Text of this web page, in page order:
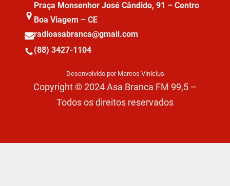
Praça Monsenhor José Cândido, 91 – Centro
Boa Viagem – CE
radioasabranca@gmail.com
(88) 3427-1104
Desenvolvido por Marcos Vinícius
Copyright © 2024 Asa Branca FM 99,5 –
Todos os direitos reservados